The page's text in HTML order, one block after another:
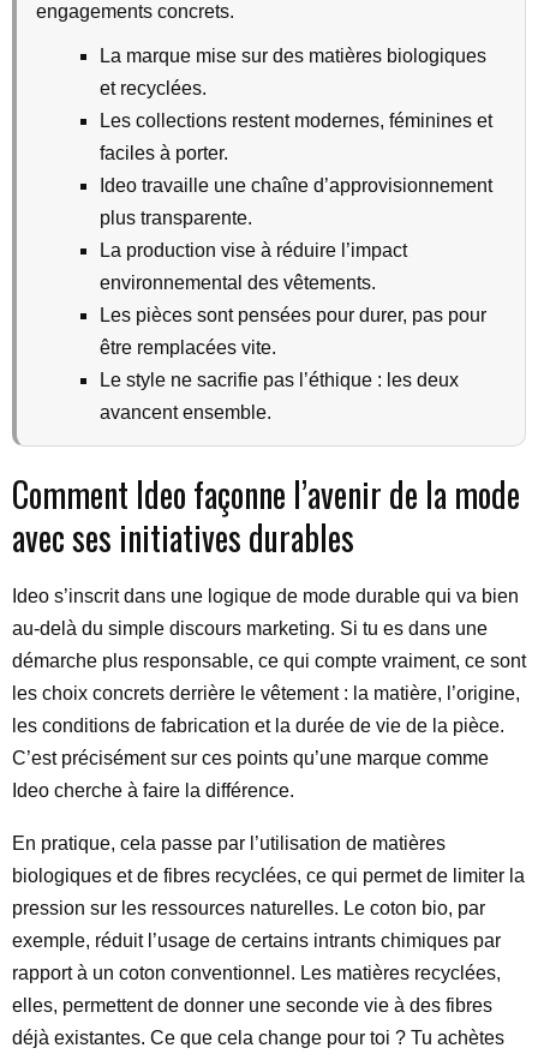
engagements concrets.
La marque mise sur des matières biologiques
et recyclées.
Les collections restent modernes, féminines et
faciles à porter.
Ideo travaille une chaîne d’approvisionnement
plus transparente.
La production vise à réduire l’impact
environnemental des vêtements.
Les pièces sont pensées pour durer, pas pour
être remplacées vite.
Le style ne sacrifie pas l’éthique : les deux
avancent ensemble.
Comment Ideo façonne l’avenir de la mode
avec ses initiatives durables
Ideo s’inscrit dans une logique de mode durable qui va bien
au-delà du simple discours marketing. Si tu es dans une
démarche plus responsable, ce qui compte vraiment, ce sont
les choix concrets derrière le vêtement : la matière, l’origine,
les conditions de fabrication et la durée de vie de la pièce.
C’est précisément sur ces points qu’une marque comme
Ideo cherche à faire la différence.
En pratique, cela passe par l’utilisation de matières
biologiques et de fibres recyclées, ce qui permet de limiter la
pression sur les ressources naturelles. Le coton bio, par
exemple, réduit l’usage de certains intrants chimiques par
rapport à un coton conventionnel. Les matières recyclées,
elles, permettent de donner une seconde vie à des fibres
déjà existantes. Ce que cela change pour toi ? Tu achètes